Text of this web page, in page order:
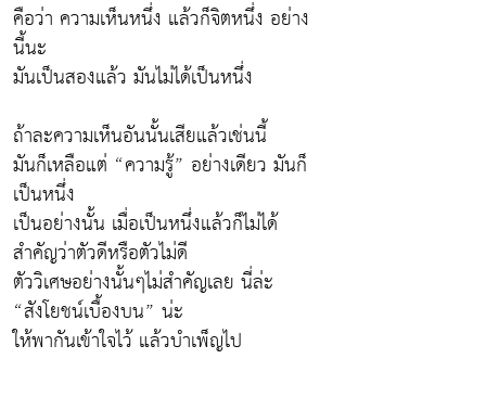
คือว่า ความเห็นหนึ่ง แล้วก็จิตหนึ่ง อย่าง
นี้นะ
มันเป็นสองแล้ว มันไม่ได้เป็นหนึ่ง
ถ้าละความเห็นอันนั้นเสียแล้วเช่นนี้
มันก็เหลือแต่ “ความรู้” อย่างเดียว มันก็
เป็นหนึ่ง
เป็นอย่างนั้น เมื่อเป็นหนึ่งแล้วก็ไม่ได้
สำคัญว่าตัวดีหรือตัวไม่ดี
ตัววิเศษอย่างนั้นๆไม่สำคัญเลย นี่ล่ะ
“สังโยชน์เบื้องบน” น่ะ
ให้พากันเข้าใจไว้ แล้วบำเพ็ญไป